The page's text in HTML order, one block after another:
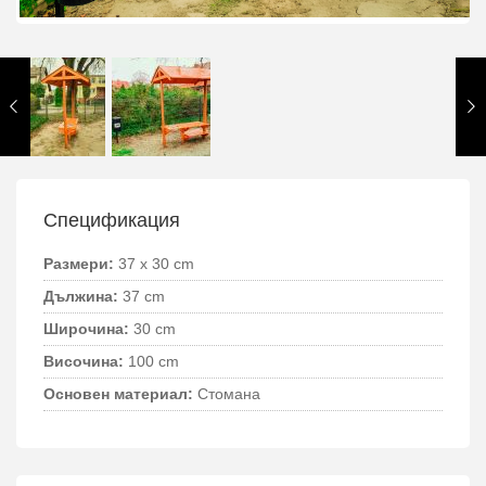
Спецификация
Размери: 37 x 30 cm
Дължина: 37 cm
Широчина: 30 cm
Височина: 100 cm
Основен материал: Стомана